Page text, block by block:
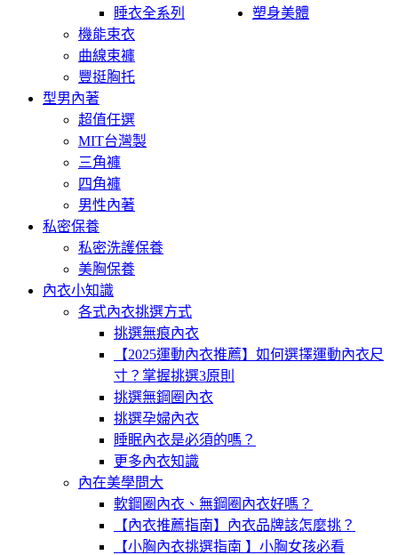
睡衣全系列
塑身美體
機能束衣
曲線束褲
豐挺胸托
型男內著
超值任選
MIT台灣製
三角褲
四角褲
男性內著
私密保養
私密洗護保養
美胸保養
內衣小知識
各式內衣挑選方式
挑選無痕內衣
【2025運動內衣推薦】如何選擇運動內衣尺
寸？掌握挑選3原則
挑選無鋼圈內衣
挑選孕婦內衣
睡眠內衣是必須的嗎？
更多內衣知識
內在美學問大
軟鋼圈內衣、無鋼圈內衣好嗎？
【內衣推薦指南】內衣品牌該怎麼挑？
【小胸內衣挑選指南 】小胸女孩必看